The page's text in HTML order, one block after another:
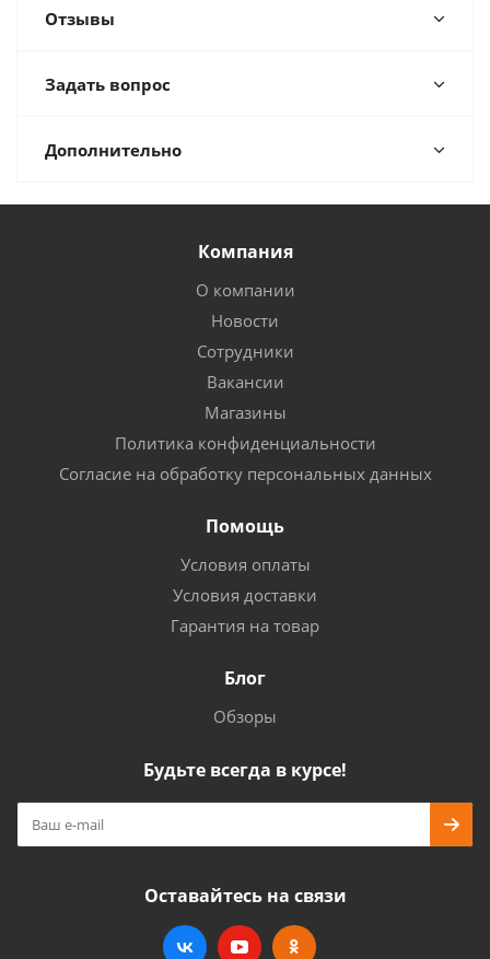
Отзывы
Задать вопрос
Дополнительно
Компания
О компании
Новости
Сотрудники
Вакансии
Магазины
Политика конфиденциальности
Согласие на обработку персональных данных
Помощь
Условия оплаты
Условия доставки
Гарантия на товар
Блог
Обзоры
Будьте всегда в курсе!
Оставайтесь на связи